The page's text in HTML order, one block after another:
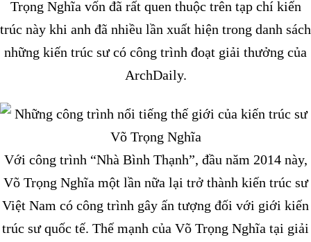
Trọng Nghĩa vốn đã rất quen thuộc trên tạp chí kiến
trúc này khi anh đã nhiều lần xuất hiện trong danh sách
những kiến trúc sư có công trình đoạt giải thưởng của
ArchDaily.
Với công trình “Nhà Bình Thạnh”, đầu năm 2014 này,
Võ Trọng Nghĩa một lần nữa lại trở thành kiến trúc sư
Việt Nam có công trình gây ấn tượng đối với giới kiến
trúc sư quốc tế. Thế mạnh của Võ Trọng Nghĩa tại giải